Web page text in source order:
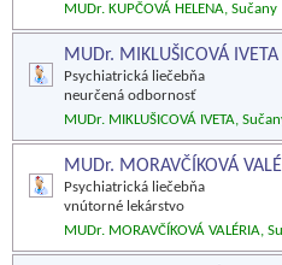
MUDr. KUPČOVÁ HELENA, Sučany
MUDr. MIKLUŠICOVÁ IVETA
Psychiatrická liečebňa
neurčená odbornosť
MUDr. MIKLUŠICOVÁ IVETA,
MUDr. MORAVČÍKOVÁ
Psychiatrická liečebňa
vnútorné lekárstvo
MUDr. MORAVČÍKOVÁ VALÉRIA,